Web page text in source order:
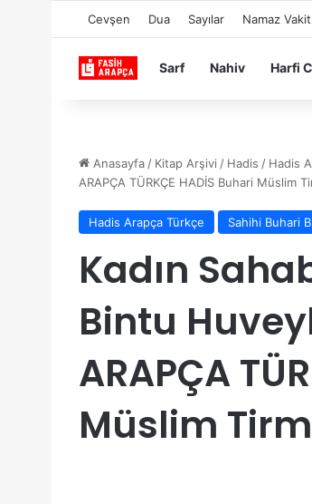
Cevşen Dua Sayılar Namaz
Sarf Nahiv Harfi
Anasayfa / Kitap Arşivi / Hadis / Hadis
ARAPÇA TÜRKÇE HADİS Buhari Müslim
Hadis Arapça Türkçe Sahihi Buhari
Kadın
Bintu
ARAPÇA
Müslim